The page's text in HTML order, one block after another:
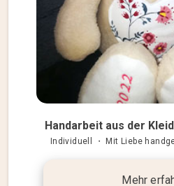
Handarbeit aus der
Individuell ・ Mit Liebe
Mehr